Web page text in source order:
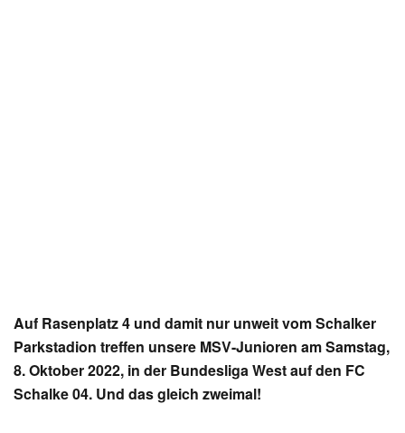
Auf Rasenplatz 4 und damit nur unweit vom Schalker
Parkstadion treffen unsere MSV-Junioren am Samstag,
8. Oktober 2022, in der Bundesliga West auf den FC
Schalke 04. Und das gleich zweimal!